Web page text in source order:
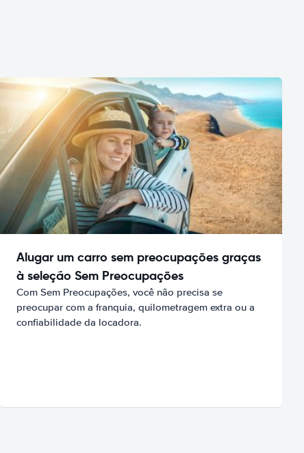
Alugar um carro sem preocupações graças
à seleção Sem Preocupações
Com Sem Preocupações, você não precisa se
preocupar com a franquia, quilometragem extra ou a
confiabilidade da locadora.